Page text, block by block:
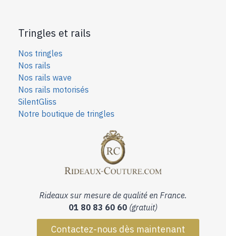
Tringles et rails
Nos tringles
Nos rails
Nos rails wave
Nos rails motorisés
SilentGliss
Notre boutique de tringles
Rideaux sur mesure de qualité en France.
01 80 83 60 60 (gratuit)
Contactez-nous dès maintenant